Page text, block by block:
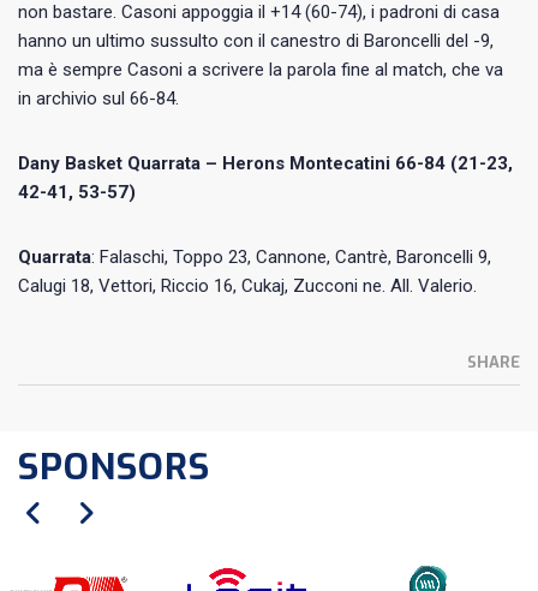
non bastare. Casoni appoggia il +14 (60-74), i padroni di casa
hanno un ultimo sussulto con il canestro di Baroncelli del -9,
ma è sempre Casoni a scrivere la parola fine al match, che va
in archivio sul 66-84.
Dany Basket Quarrata – Herons Montecatini 66-84 (21-23,
42-41, 53-57)
Quarrata: Falaschi, Toppo 23, Cannone, Cantrè, Baroncelli 9,
Calugi 18, Vettori, Riccio 16, Cukaj, Zucconi ne. All. Valerio.
SHARE
SPONSORS